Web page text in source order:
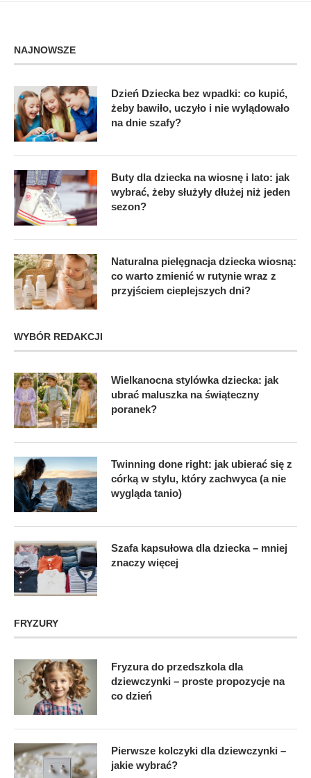
NAJNOWSZE
Dzień Dziecka bez wpadki: co kupić,
żeby bawiło, uczyło i nie wylądowało
na dnie szafy?
Buty dla dziecka na wiosnę i lato: jak
wybrać, żeby służyły dłużej niż jeden
sezon?
Naturalna pielęgnacja dziecka wiosną:
co warto zmienić w rutynie wraz z
przyjściem cieplejszych dni?
WYBÓR REDAKCJI
Wielkanocna stylówka dziecka: jak
ubrać maluszka na świąteczny
poranek?
Twinning done right: jak ubierać się z
córką w stylu, który zachwyca (a nie
wygląda tanio)
Szafa kapsułowa dla dziecka – mniej
znaczy więcej
FRYZURY
Fryzura do przedszkola dla
dziewczynki – proste propozycje na
co dzień
Pierwsze kolczyki dla dziewczynki –
jakie wybrać?